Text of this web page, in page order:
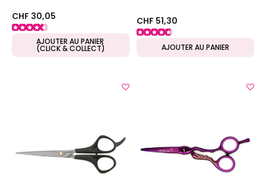
CHF 30,05
AJOUTER AU PANIER
(CLICK & COLLECT)
CHF 51,30
AJOUTER AU PANIER